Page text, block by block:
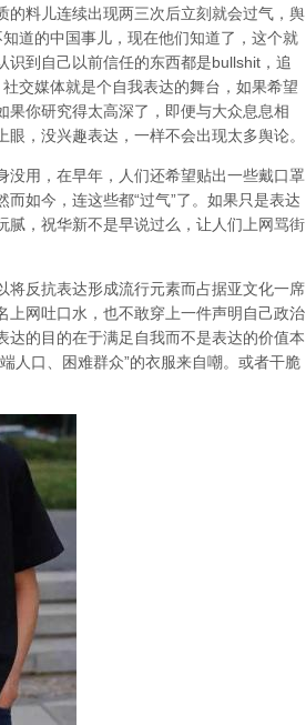
的料儿连续出现两三次后立刻就会过气，舆
道的中国事儿，现在他们知道了，这个就
到自己以前信任的东西都是bullshit，追
社交媒体就是个自我表达的舞台，如果希望
你研究得太高深了，即便与大众息息相
，没兴趣表达，一样不会出现太多舆论。
用，在早年，人们还希望贴出一些戴口罩
如今，连这些都“过气”了。如果只是表达
腻，祝华新不是早说过么，让人们上网骂街
将反抗表达形成流行元素而占据亚文化一席
上网吐口水，也不敢穿上一件声明自己政治
的目的在于满足自我而不是表达的价值本
人口、困难群众”的衣服来自嘲。或者干脆